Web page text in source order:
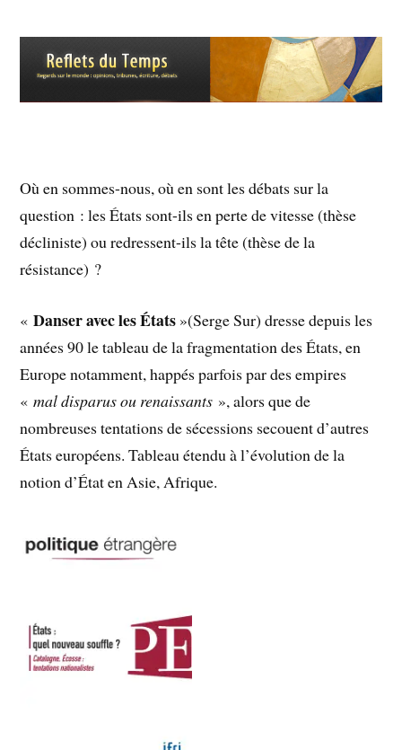
Où en sommes-nous, où en sont les débats sur la
question : les États sont-ils en perte de vitesse (thèse
décliniste) ou redressent-ils la tête (thèse de la
résistance) ?
«Danser avec les États »(Serge Sur) dresse depuis les
années 90 le tableau de la fragmentation des États, en
Europe notamment, happés parfois par des empires
«mal disparus ou renaissants », alors que de
nombreuses tentations de sécessions secouent d’autres
États européens. Tableau étendu à l’évolution de la
notion d’État en Asie, Afrique.